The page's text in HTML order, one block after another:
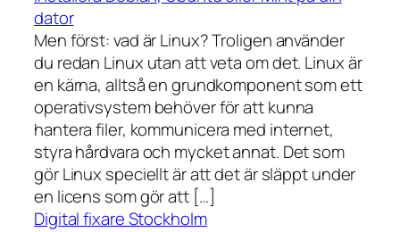
dator
Men först: vad är Linux? Troligen använder
du redan Linux utan att veta om det. Linux är
en kärna, alltså en grundkomponent som ett
operativsystem behöver för att kunna
hantera filer, kommunicera med internet,
styra hårdvara och mycket annat. Det som
gör Linux speciellt är att det är släppt under
en licens som gör att […]
Digital fixare Stockholm